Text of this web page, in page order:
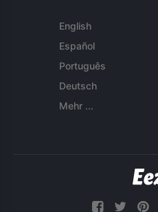
English
Español
Português
Deutsch
Mehr ...